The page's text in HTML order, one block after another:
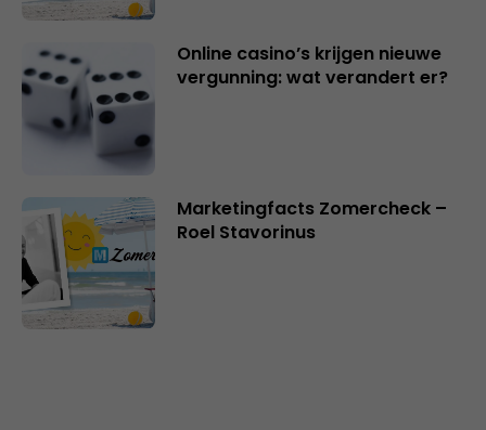
Online casino’s krijgen nieuwe
vergunning: wat verandert er?
Marketingfacts Zomercheck –
Roel Stavorinus